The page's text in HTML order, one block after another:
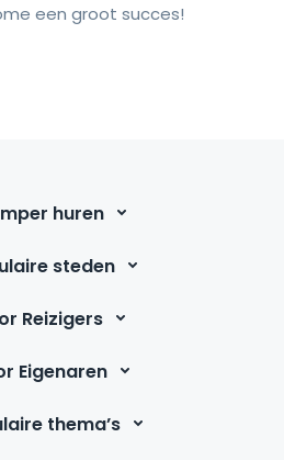
een groot succes!
huren
steden
Reizigers
Eigenaren
thema’s